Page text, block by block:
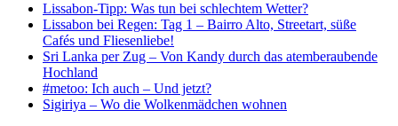
Lissabon-Tipp: Was tun bei schlechtem Wetter?
Lissabon bei Regen: Tag 1 – Bairro Alto, Streetart, süße
Cafés und Fliesenliebe!
Sri Lanka per Zug – Von Kandy durch das atemberaubende
Hochland
#metoo: Ich auch – Und jetzt?
Sigiriya – Wo die Wolkenmädchen wohnen